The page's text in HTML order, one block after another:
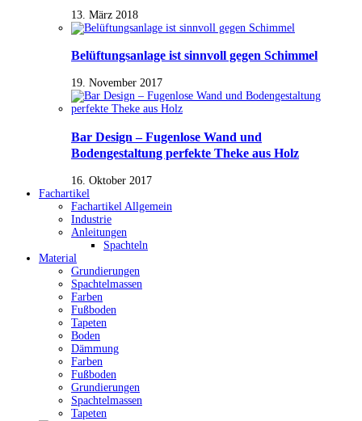
13. März 2018
Belüftungsanlage ist sinnvoll gegen Schimmel
19. November 2017
Bar Design – Fugenlose Wand und
Bodengestaltung perfekte Theke aus Holz
16. Oktober 2017
Fachartikel
Fachartikel Allgemein
Industrie
Anleitungen
Spachteln
Material
Grundierungen
Spachtelmassen
Farben
Fußboden
Tapeten
Boden
Dämmung
Farben
Fußboden
Grundierungen
Spachtelmassen
Tapeten